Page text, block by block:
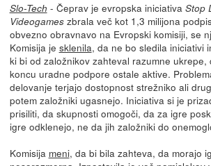
Slo-Tech - Čeprav je evropska iniciativa Stop
Videogameszbrala več kot 1,3 milijona
obvezno obravnavo na Evropski komisiji, se
Komisija je sklenila, da ne bo sledila iniciativi
ki bi od založnikov zahteval razumne
koncu uradne podpore ostale aktive.
delovanje terjajo dostopnost strežniko ali
potem založniki ugasnejo. Iniciativa si je
prisiliti, da skupnosti omogoči, da za igre
igre odklenejo, ne da jih založniki do
Komisija meni, da bi bila zahteva, da morajo